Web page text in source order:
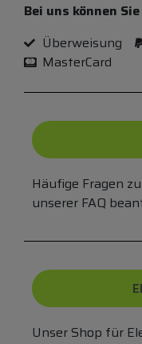
Bei uns können
Überweisung
MasterCard
Häufige Fragen
unserer FAQ
Unser Shop für